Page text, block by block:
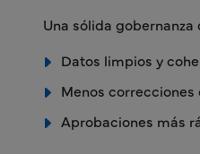
Una sólida
Datos limpios y
Menos
Aprobaciones más